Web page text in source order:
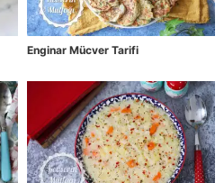
Enginar Mücver Tarifi